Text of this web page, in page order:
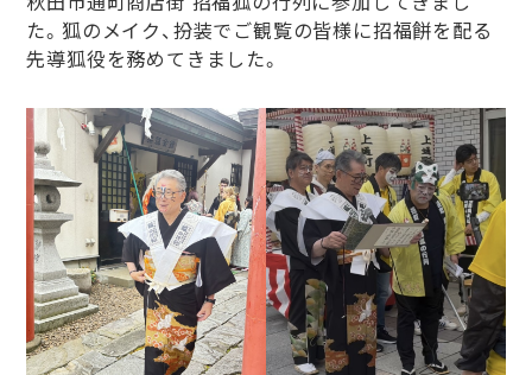
た。狐のメイク、扮装でご観覧の皆様に招福餅を配る
先導狐役を務めてきました。